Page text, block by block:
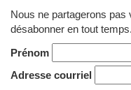
Nous ne partagerons
désabonner en tout temps.
Prénom
Adresse courriel